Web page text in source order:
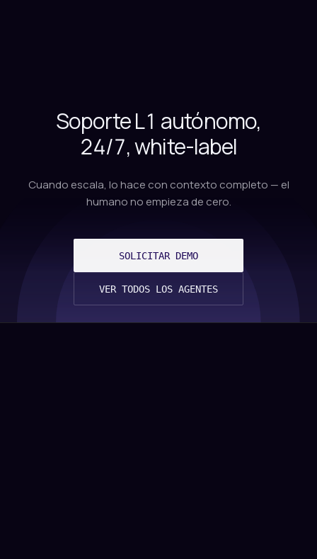
Soporte L1 autónomo,
24/7, white-label
Cuando escala, lo hace con contexto completo — el
humano no empieza de cero.